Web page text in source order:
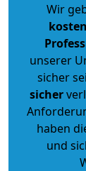
Wir
unserer
sicher
sicher
haben
und